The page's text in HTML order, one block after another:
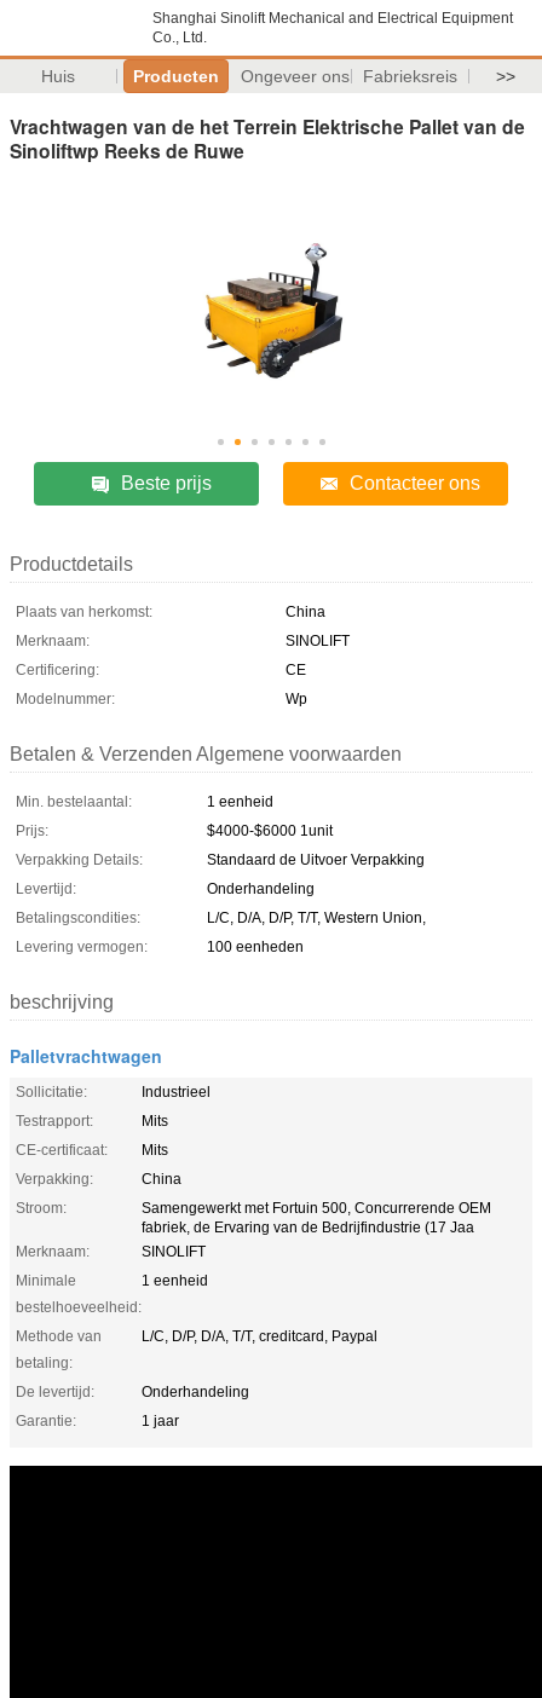
Shanghai Sinolift Mechanical and Electrical Equipment
Co., Ltd.
Huis Producten Ongeveer ons Fabrieksreis >>
Vrachtwagen van de het Terrein Elektrische Pallet van de
Sinoliftwp Reeks de Ruwe
Beste prijs Contacteer ons
Productdetails
Plaats van herkomst:
China
Merknaam:
SINOLIFT
Certificering:
CE
Modelnummer:
Wp
Betalen & Verzenden Algemene voorwaarden
Min. bestelaantal:
1 eenheid
Prijs:
$4000-$6000 1unit
Verpakking Details:
Standaard de Uitvoer Verpakking
Levertijd:
Onderhandeling
Betalingscondities:
L/C, D/A, D/P, T/T, Western Union,
Levering vermogen:
100 eenheden
beschrijving
Palletvrachtwagen
Sollicitatie:
Industrieel
Testrapport:
Mits
CE-certificaat:
Mits
Verpakking:
China
Stroom:
Samengewerkt met Fortuin 500, Concurrerende OEM
fabriek, de Ervaring van de Bedrijfindustrie (17 Jaa
Merknaam:
SINOLIFT
Minimale
bestelhoeveelheid:
1 eenheid
Methode van
betaling:
L/C, D/P, D/A, T/T, creditcard, Paypal
De levertijd:
Onderhandeling
Garantie:
1 jaar